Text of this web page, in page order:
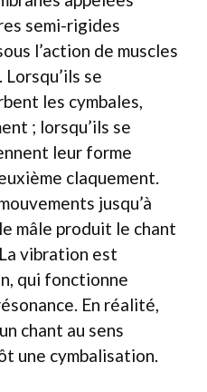
semi-rigides
l’action de muscles
Lorsqu’ils se
les cymbales,
; lorsqu’ils se
leur forme
claquement.
jusqu’à
mâle produit le chant
vibration est
qui fonctionne
En réalité,
chant au sens
une cymbalisation.